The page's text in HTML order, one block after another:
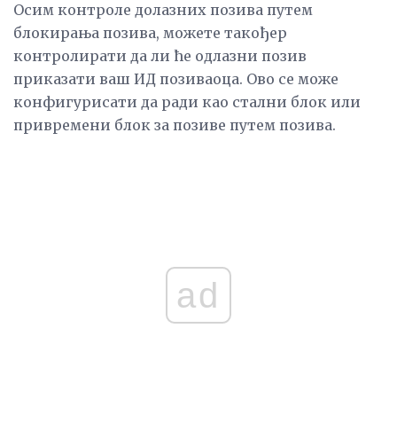
Осим контроле долазних позива путем
блокирања позива, можете такођер
контролирати да ли ће одлазни позив
приказати ваш ИД позиваоца. Ово се може
конфигурисати да ради као стални блок или
привремени блок за позиве путем позива.
ad